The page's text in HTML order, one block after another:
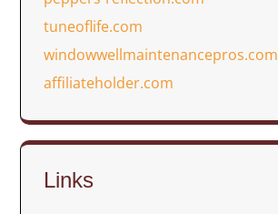
tuneoflife.com
windowwellmaintenancepros.com
affiliateholder.com
Links